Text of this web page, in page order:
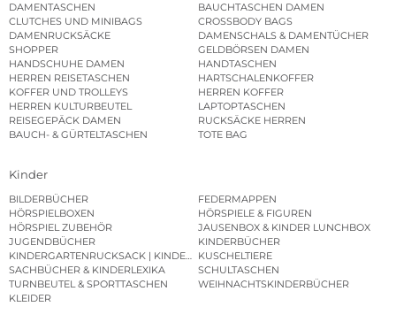
DAMENTASCHEN
BAUCHTASCHEN DAMEN
CLUTCHES UND MINIBAGS
CROSSBODY BAGS
DAMENRUCKSÄCKE
DAMENSCHALS & DAMENTÜCHER
SHOPPER
GELDBÖRSEN DAMEN
HANDSCHUHE DAMEN
HANDTASCHEN
HERREN REISETASCHEN
HARTSCHALENKOFFER
KOFFER UND TROLLEYS
HERREN KOFFER
HERREN KULTURBEUTEL
LAPTOPTASCHEN
REISEGEPÄCK DAMEN
RUCKSÄCKE HERREN
BAUCH- & GÜRTELTASCHEN
TOTE BAG
Kinder
BILDERBÜCHER
FEDERMAPPEN
HÖRSPIELBOXEN
HÖRSPIELE & FIGUREN
HÖRSPIEL ZUBEHÖR
JAUSENBOX & KINDER LUNCHBOX
JUGENDBÜCHER
KINDERBÜCHER
KINDERGARTENRUCKSACK | KINDERGARTENBEUTEL
KUSCHELTIERE
SACHBÜCHER & KINDERLEXIKA
SCHULTASCHEN
TURNBEUTEL & SPORTTASCHEN
WEIHNACHTSKINDERBÜCHER
KLEIDER